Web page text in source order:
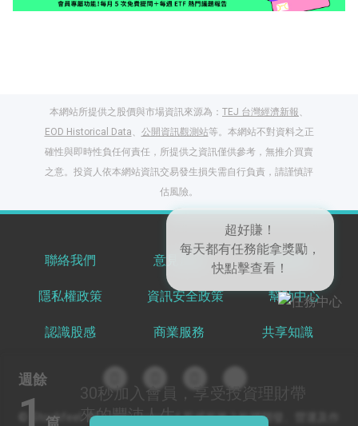
週餘
1 篇
30秒加入會員，享受投資理財帶
來的豐沛人生
本網站所提供之股價與市場資訊來源為： TEJ 台灣經濟新報、
EOD Historical Data、 公開資訊觀測站等。本網站不對資料之正
確性與即時性負任何責任，所提供之資訊僅供參考，無推介買賣
之意。投資人依本網站資訊交易發生損失需自行負責，請謹慎評
估風險。
聯絡我們 意見反饋 服務條款
隱私權政策 資訊安全政策 幫助中心
認識股感 商業服務 共享知識
© Stockfeel. All rights reserved 股感服務之軟體開發、營運及作
超好賺！
每天都有任務能拿獎勵，
快點擊查看！
登入股感會員，閱讀
任一文章
出國就缺這咖？股